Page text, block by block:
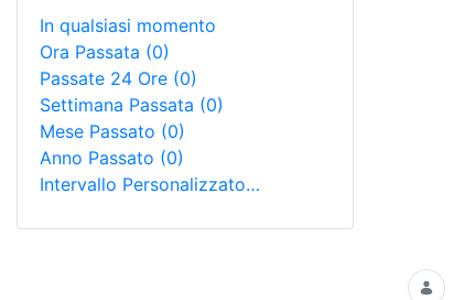
In qualsiasi momento
Ora Passata (0)
Passate 24 Ore (0)
Settimana Passata (0)
Mese Passato (0)
Anno Passato (0)
Intervallo Personalizzato…